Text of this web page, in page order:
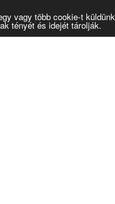
vagy több cookie-t küldünk
tényét és idejét tárolják.